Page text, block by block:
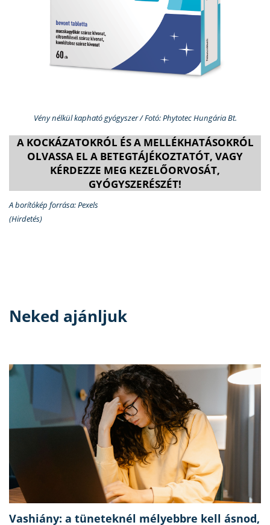
Vény nélkül kapható gyógyszer / Fotó: Phytotec Hungária Bt.
A KOCKÁZATOKRÓL ÉS A MELLÉKHATÁSOKRÓL
OLVASSA EL A BETEGTÁJÉKOZTATÓT, VAGY
KÉRDEZZE MEG KEZELŐORVOSÁT,
GYÓGYSZERÉSZÉT!
A borítókép forrása: Pexels
(Hirdetés)
Neked ajánljuk
Vashiány: a tüneteknél mélyebbre kell ásnod,